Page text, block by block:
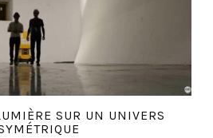
SUR UN UNIVERS